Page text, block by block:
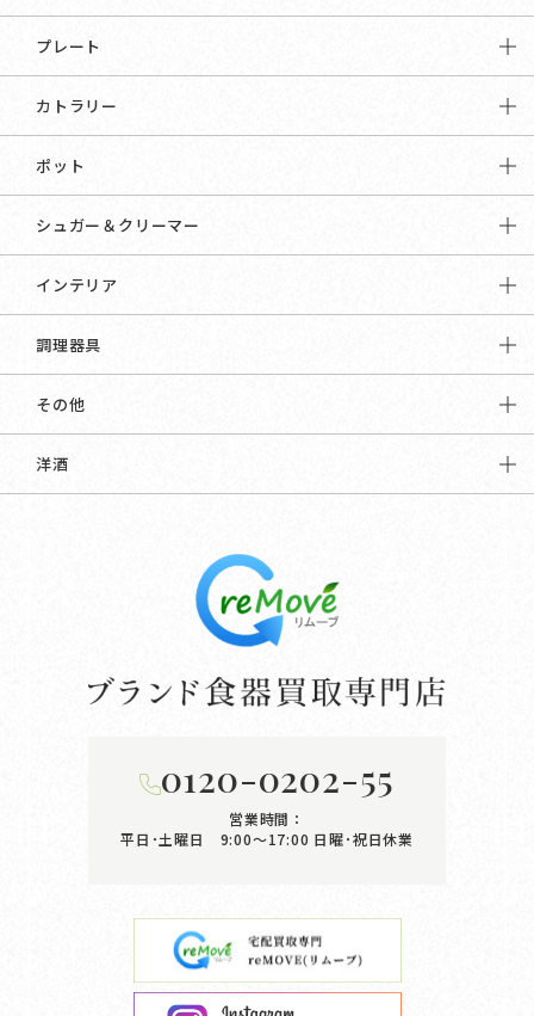
プレート
カトラリー
ポット
シュガー＆クリーマー
インテリア
調理器具
その他
洋酒
0120-0202-55
営業時間：
平日･土曜日 9:00〜17:00 日曜･祝日休業